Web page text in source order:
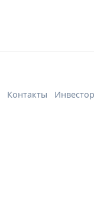
Контакты